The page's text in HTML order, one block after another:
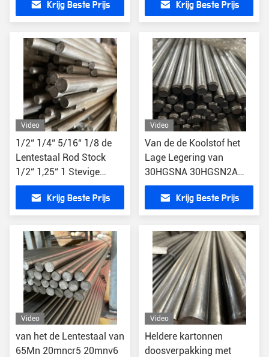
Krijg Beste Prijs
Bars van AISI 4142
Krijg Beste Prijs
Video
1/2“ 1/4“ 5/16“ 1/8 de
Lentestaal Rod Stock
1/2“ 1,25“ 1 Stevige
Ronde Barleveranciers
Krijg Beste Prijs
Video
Van de de Koolstof het
Lage Legering van
30HGSNA 30HGSN2A
Structurele Staal Met
hoge weerstand Hoge
Anti-oxyderende 20CrMo
12Cr1MoV
Krijg Beste Prijs
Video
van het de Lentestaal van
65Mn 20mncr5 20mnv6
Video
Heldere kartonnen
doosverpakking met